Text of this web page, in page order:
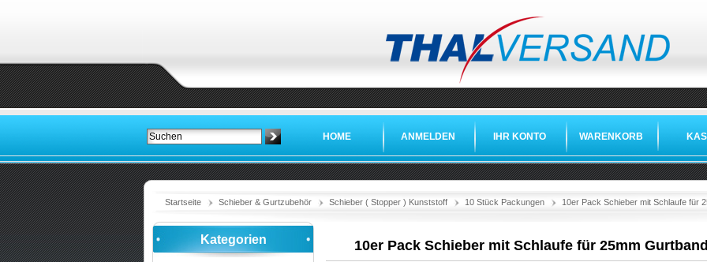
HOME ANMELDEN IHR KONTO WARENKORB
Startseite Schieber & Gurtzubehör Schieber ( Stopper ) Kunststoff 10 Stück Packungen 10er Pack Schieber mit Schlaufe für
Kategorien 10er Pack Schieber mit Schlaufe für 25mm